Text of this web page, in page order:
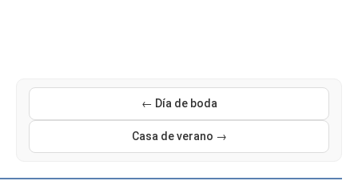
← Día de boda
Casa de verano →